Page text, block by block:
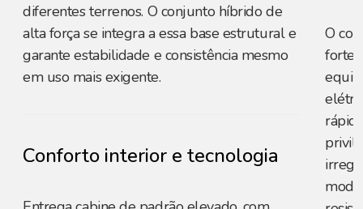
diferentes terrenos. O conjunto híbrido de
alta força se integra a essa base estrutural e
garante estabilidade e consistência mesmo
em uso mais exigente.
Conforto interior e tecnologia
O
forte